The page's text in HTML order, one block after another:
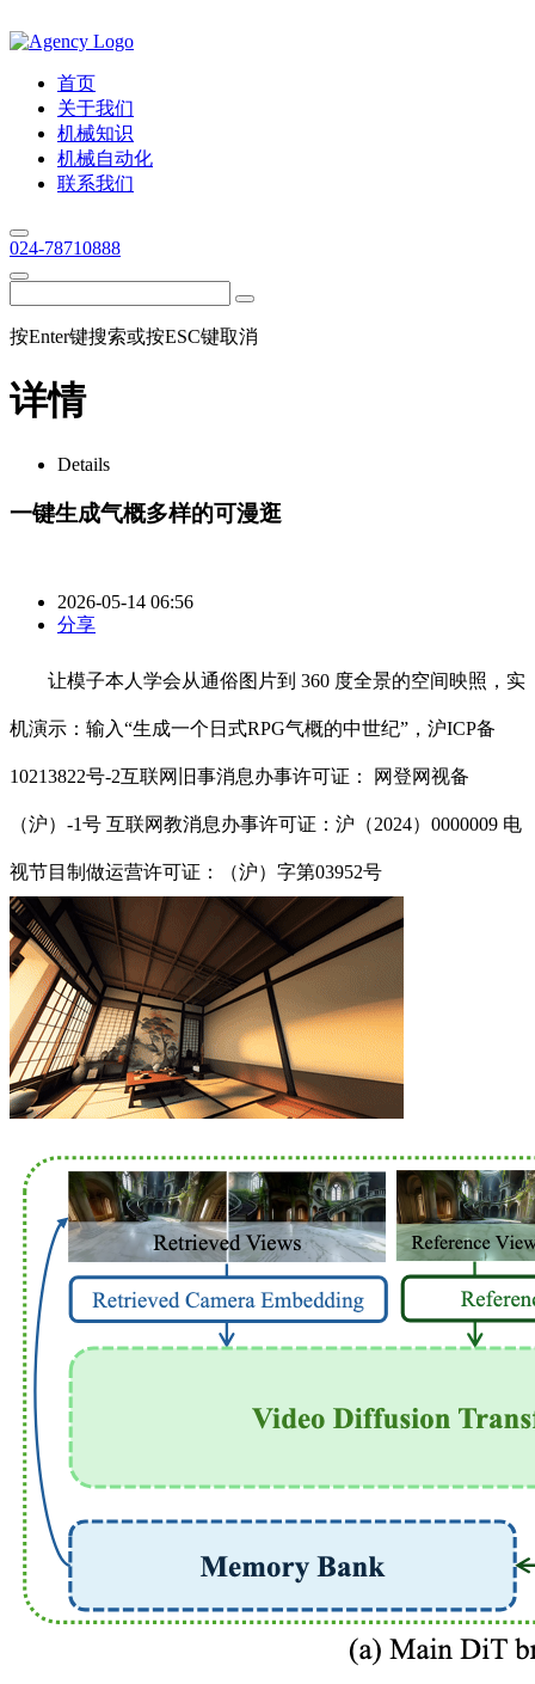
首页
关于我们
机械知识
机械自动化
联系我们
024-78710888
按Enter键搜索或按ESC键取消
详情
Details
一键生成气概多样的可漫逛
2026-05-14 06:56
分享
让模子本人学会从通俗图片到 360 度全景的空间映照，实
机演示：输入“生成一个日式RPG气概的中世纪”，沪ICP备
10213822号-2互联网旧事消息办事许可证： 网登网视备
（沪）-1号 互联网教消息办事许可证：沪（2024）0000009 电
视节目制做运营许可证：（沪）字第03952号